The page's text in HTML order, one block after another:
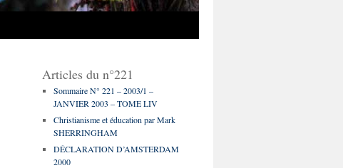
Articles du n°221
Sommaire N° 221 – 2003/1 –
JANVIER 2003 – TOME LIV
Christianisme et éducation par Mark
SHERRINGHAM
DÉCLARATION D’AMSTERDAM
2000